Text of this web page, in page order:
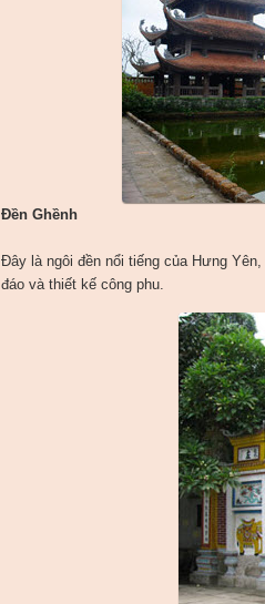
Đền Ghềnh
Đây là ngôi đền nổi tiếng của Hưng
đáo và thiết kế công phu.